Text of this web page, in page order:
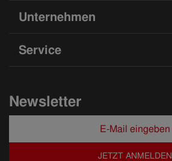
Unternehmen
Service
Newsletter
JETZT ANMELDEN